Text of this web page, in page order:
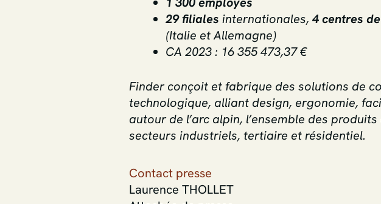
29 filiales internationales,4 centres
(Italie et Allemagne)
CA 2023 : 16 355 473,37 €
Finder conçoit et fabrique des solutions de
technologique, alliant design, ergonomie,
autour de l’arc alpin, l’ensemble des
secteurs industriels, tertiaire et résidentiel.
Contact presse
Laurence THOLLET